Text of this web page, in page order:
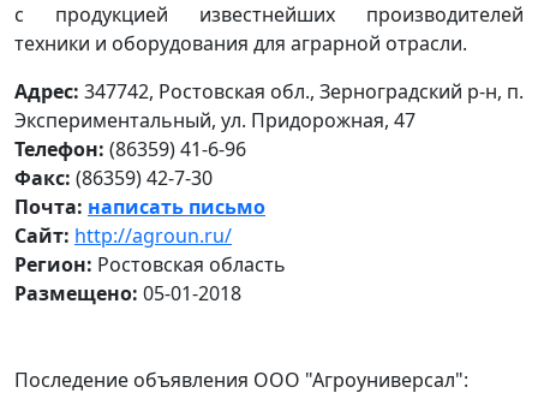
с продукцией известнейших производителей
техники и оборудования для аграрной отрасли.
Адрес: 347742, Ростовская обл., Зерноградский р-н, п.
Экспериментальный, ул. Придорожная, 47
Телефон: (86359) 41-6-96
Факс: (86359) 42-7-30
Почта: написать письмо
Сайт: http://agroun.ru/
Регион: Ростовская область
Размещено: 05-01-2018
Последение объявления ООО "Агроуниверсал":